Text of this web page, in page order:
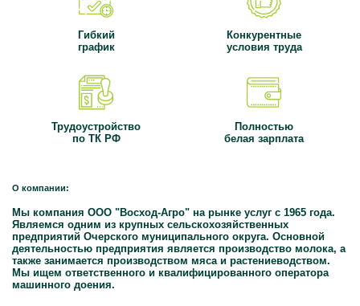
Гибкий
график
Конкурентные
условия труда
Трудоустройство
по ТК РФ
Полностью
белая зарплата
О компании:
Мы компания ООО "Восход-Агро" на рынке услуг с 1965 года.
Являемся одним из крупных сельскохозяйственных
предприятий Очерского муниципального округа. Основной
деятельностью предприятия является производство молока, а
также занимается производством мяса и растениеводством.
Мы ищем ответственного и квалифицированного оператора
машинного доения.